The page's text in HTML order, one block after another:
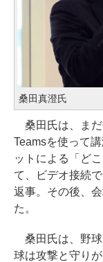
桑田真澄氏
桑田氏は、まだ
Teamsを使って
ットによる「ど
て、ビデオ接続
返事。その後、
た。
桑田氏は、野球
球は攻撃と守り